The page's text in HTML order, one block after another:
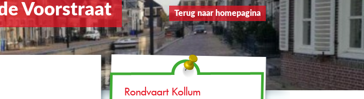
Voorstraat Terug naar homepagina
Rondvaart Kollum